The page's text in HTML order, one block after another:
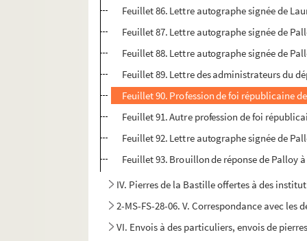
Feuillet 86. Lettre autographe signée de
Feuillet 87. Lettre autographe signée de
Feuillet 88. Lettre autographe signée de
Feuillet 89. Lettre des administrateurs du
Feuillet 90. Profession de foi républicaine
Feuillet 91. Autre profession de foi
Feuillet 92. Lettre autographe signée de
Feuillet 93. Brouillon de réponse de Palloy
IV. Pierres de la Bastille offertes à des
2-MS-FS-28-06. V. Correspondance avec
VI. Envois à des particuliers, envois de